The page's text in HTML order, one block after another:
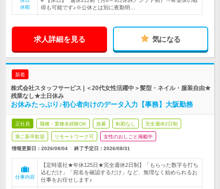
休暇
得も可能です♪※公休とは別に夜勤明…
求人詳細を見る 気になる
新着
株式会社スタッフサービス | ＜20代女性活躍中＞髪型・ネイル・服装自由★
残業なし★土日休み
お休みたっぷり♪初心者向けのデータ入力【事務】大阪勤務
正社員 職種・業種未経験OK 急募 転勤なし 完全週休2日制
第二新卒歓迎 リモートワーク可 女性のおしごと掲載中
情報更新日：2026/08/04 終了予定日： 2026/08/31
仕事内容
【定時退社★年休125日★完全週休2日制】「もらった数字を打ち
込むだけ」「宛名を確認するだけ」など、無理なく始められるお
仕事をお任せします♪